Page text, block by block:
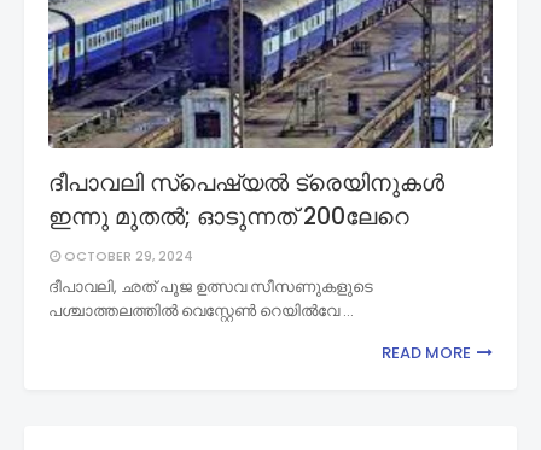
ദീപാവലി സ്പെഷ്യൽ ട്രെയിനുകൾ
ഇന്നു മുതൽ; ഓടുന്നത് 200ലേറെ
OCTOBER 29, 2024
ദീപാവലി, ഛത് പൂജ ഉത്സവ സീസണുകളുടെ
പശ്ചാത്തലത്തിൽ വെസ്റ്റേൺ റെയിൽവേ …
READ MORE